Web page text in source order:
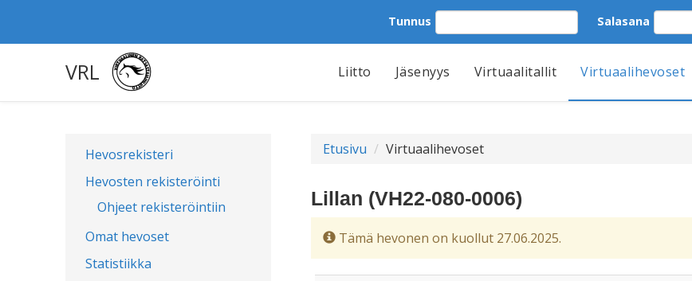
Tunnus Salasana
VRL Liitto Jäsenyys Virtuaalitallit Virtuaalihevoset
Hevosrekisteri
Hevosten rekisteröinti
Ohjeet rekisteröintiin
Omat hevoset
Statistiikka
Etusivu Virtuaalihevoset
Lillan (VH22-080-0006)
Tämä hevonen on kuollut 27.06.2025.